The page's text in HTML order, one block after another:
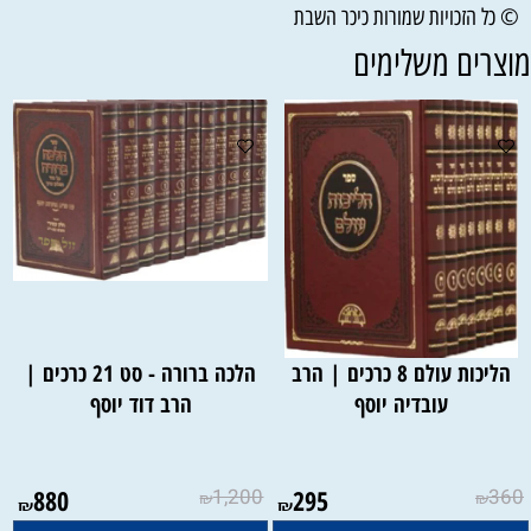
© כל הזכויות שמורות כיכר השבת
משלימים
הליכות עולם 8 כרכים | הרב
עובדיה יוסף
₪360
₪295
הלכה ברורה - סט 21 כרכים |
הרב דוד יוסף
₪1,200
₪880